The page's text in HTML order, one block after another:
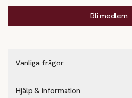
Vanliga frågor
Hjälp & information
Bli medlem